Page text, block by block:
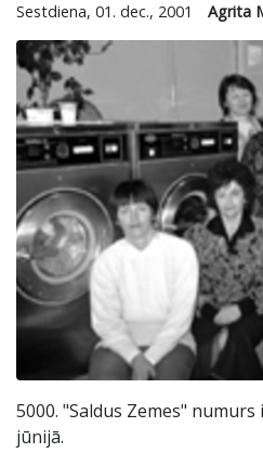
Sestdiena, 01. dec., 2001 Agrita
5000. "Saldus Zemes" numurs
jūnijā.